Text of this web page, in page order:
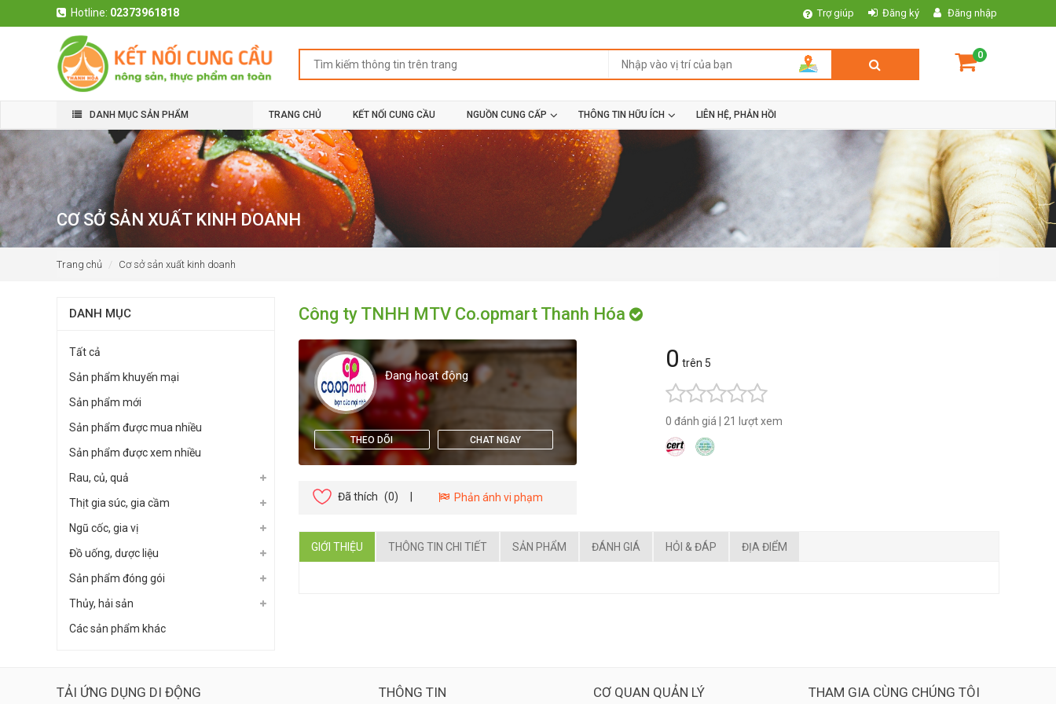
Hotline: 02373961818 Trợ giúp Đăng ký Đăng nhập
0
DANH MỤC SẢN PHẨM TRANG CHỦ KẾT NỐI CUNG CẦU NGUỒN CUNG CẤP THÔNG TIN HỮU ÍCH LIÊN HỆ, PHẢN HỒI
CƠ SỞ SẢN XUẤT KINH DOANH
Trang chủ Cơ sở sản xuất kinh doanh
DANH MỤC
Tất cả
Sản phẩm khuyến mại
Sản phẩm mới
Sản phẩm được mua nhiều
Sản phẩm được xem nhiều
Rau, củ, quả
Thịt gia súc, gia cầm
Ngũ cốc, gia vị
Đồ uống, dược liệu
Sản phẩm đóng gói
Thủy, hải sản
Các sản phẩm khác
Công ty TNHH MTV Co.opmart Thanh Hóa
Đang hoạt động
THEO DÕI CHAT NGAY
Đã thích (0) Phản ánh vi phạm
0 trên 5
0 đánh giá 21 lượt xem
GIỚI THIỆU THÔNG TIN CHI TIẾT SẢN PHẨM ĐÁNH GIÁ HỎI & ĐÁP ĐỊA ĐIỂM
TẢI ỨNG DỤNG DI ĐỘNG THÔNG TIN CƠ QUAN QUẢN LÝ THAM GIA CÙNG CHÚNG TÔI